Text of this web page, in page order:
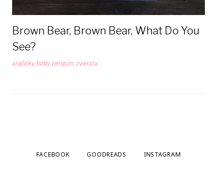
Brown Bear, Brown Bear, What Do You
See?
anglicky, farby, penguin zvierata
FACEBOOK GOODREADS INSTAGRAM